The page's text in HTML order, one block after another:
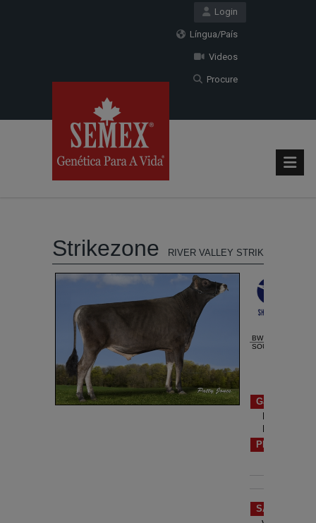
Login
Língua/País
Videos
Procure